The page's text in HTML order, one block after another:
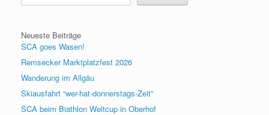
Neueste Beiträge
SCA goes Wasen!
Remsecker Marktplatzfest 2026
Wanderung im Allgäu
Skiausfahrt “wer-hat-donnerstags-Zeit”
SCA beim Biathlon Weltcup in Oberhof